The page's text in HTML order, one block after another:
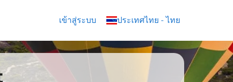
เข้าสู่ระบบ ประเทศไทย - ไทย
keyboard_arrow_down